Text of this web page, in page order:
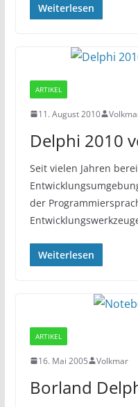
Weiterlesen
ARTIKEL
11. August 2010
Delphi 2010
Seit vielen Jahren
der
Weiterlesen
ARTIKEL
16. Mai 2005 Volkmar
Borland